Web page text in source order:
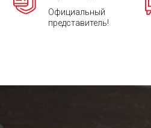
Официальный
представитель!